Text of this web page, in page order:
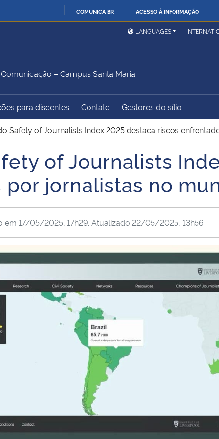
COMUNICA BR ACESSO À INFORMAÇÃO
Ministério da Defesa
Ministério das Relações
Exteriores
Ministério do
Desenvolvimento Regional
Controladoria-Geral da
União
Advocacia-Geral da União Banco Central do Brasil
LANGUAGES
– Campus Santa Maria
para discentes Contato Gestores do sítio
Safety of Journalists Index 2025 destaca riscos
of Journalists
jornalistas no
em 17/05/2025, 17h29. Atualizado 22/05/2025, 13h56